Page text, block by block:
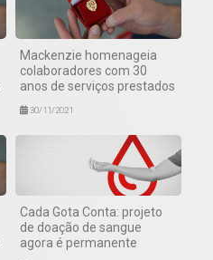
Mackenzie homenageia
colaboradores com 30
anos de serviços prestados
30/11/2021
Cada Gota Conta: projeto
de doação de sangue
agora é permanente